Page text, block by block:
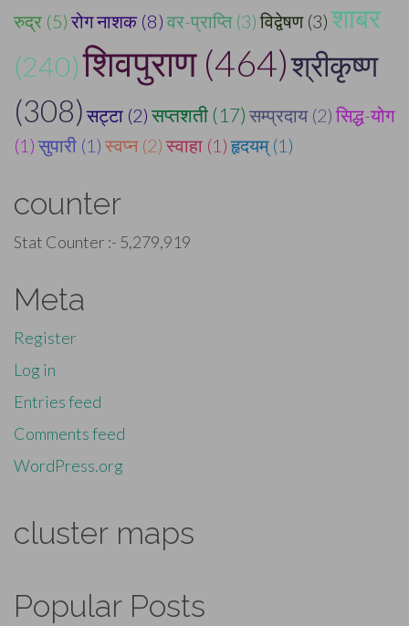
रुद्र (5) रोग नाशक (8) वर-प्राप्ति (3) विद्वेषण (3) शाबर
(240)शिवपुराण (464)श्रीकृष्ण
(308) सट्टा (2) सप्तशती (17) सम्प्रदाय (2) सिद्ध-योग
(1) सुपारी (1) स्वप्न (2) स्वाहा (1) हृदयम् (1)
counter
Stat Counter :- 5,279,919
Meta
Register
Log in
Entries feed
Comments feed
WordPress.org
cluster maps
Popular Posts